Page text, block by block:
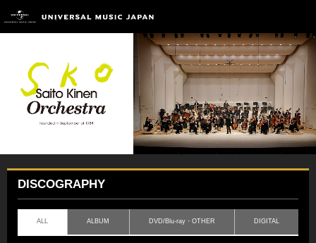
DISCOGRAPHY
ALL ALBUM DVD/Blu-ray・OTHER DIGITAL